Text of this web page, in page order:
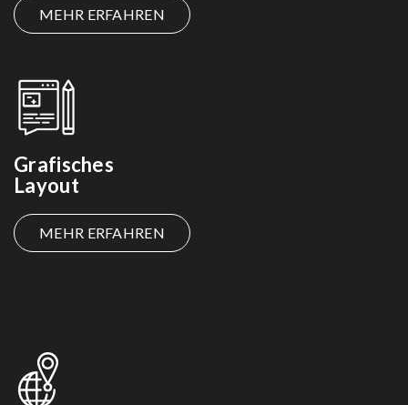
MEHR ERFAHREN
Grafisches
Layout
MEHR ERFAHREN